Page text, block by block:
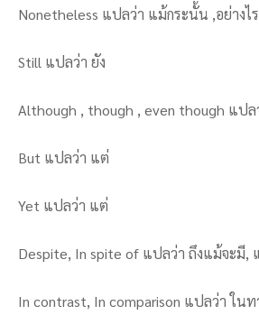
Nonetheless แปลว่า แม้กระนั้น ,อย่างไ
Still แปลว่า ยัง
Although , though , even though แปล
But แปลว่า แต่
Yet แปลว่า แต่
Despite, In spite of แปลว่า ถึงแม้จะมี,
In contrast, In comparison แปลว่า ในท